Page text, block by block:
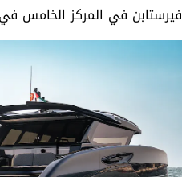
فيرستابن في المركز الخامس في